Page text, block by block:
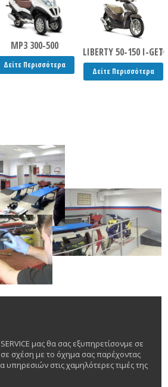
MP3 300-500
Δείτε Περισσότερα
LIBERTY 50-150 I-GET
Δείτε Περισσότερα
μας θα σας εξυπηρετίσονμε σε
σε σχέση με το όχημα σας παρέχοντας
υπηρεσιών στις χαμηλότερες τιμές της